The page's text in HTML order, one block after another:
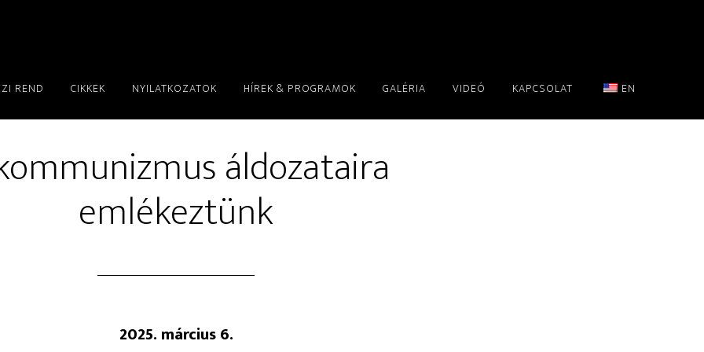
REND CIKKEK NYILATKOZATOK HÍREK & PROGRAMOK GALÉRIA VIDEÓ KAPCSOLAT EN
áldozataira
emlékeztünk
2025. március 6.